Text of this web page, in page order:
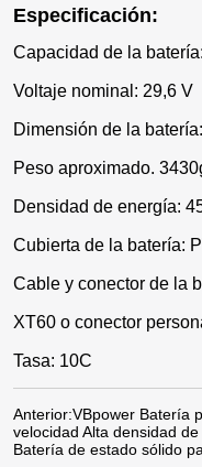
Especificación:
Capacidad de la
Voltaje nominal: 29,6 V
Dimensión de la
Peso aproximado.
Densidad de energía:
Cubierta de la batería:
Cable y conector de la
XT60 o conector
Tasa: 10C
Anterior:VBpower Batería
velocidad Alta densidad
Batería de estado sólido